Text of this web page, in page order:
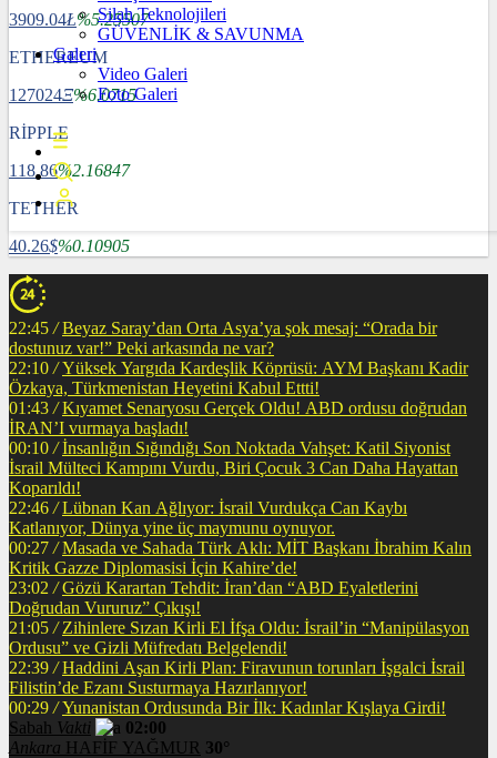
3909.04Ł%5.25507
ETHEREUM
127024Ξ%6.0715
RİPPLE
118.86%2.16847
TETHER
40.26$%0.10905
Silah Teknolojileri
GÜVENLİK & SAVUNMA
Galeri
Video Galeri
Foto Galeri
22:45 / Beyaz Saray’dan Orta Asya’ya şok mesaj: “Orada bir
dostunuz var!” Peki arkasında ne var?
22:10 / Yüksek Yargıda Kardeşlik Köprüsü: AYM Başkanı Kadir
Özkaya, Türkmenistan Heyetini Kabul Ettti!
01:43 / Kıyamet Senaryosu Gerçek Oldu! ABD ordusu doğrudan
İRAN’I vurmaya başladı!
00:10 / İnsanlığın Sığındığı Son Noktada Vahşet: Katil Siyonist
İsrail Mülteci Kampını Vurdu, Biri Çocuk 3 Can Daha Hayattan
Koparıldı!
22:46 / Lübnan Kan Ağlıyor: İsrail Vurdukça Can Kaybı
Katlanıyor, Dünya yine üç maymunu oynuyor.
00:27 / Masada ve Sahada Türk Aklı: MİT Başkanı İbrahim Kalın
Kritik Gazze Diplomasisi İçin Kahire’de!
23:02 / Gözü Karartan Tehdit: İran’dan “ABD Eyaletlerini
Doğrudan Vururuz” Çıkışı!
21:05 / Zihinlere Sızan Kirli El İfşa Oldu: İsrail’in “Manipülasyon
Ordusu” ve Gizli Müfredatı Belgelendi!
22:39 / Haddini Aşan Kirli Plan: Firavunun torunları İşgalci İsrail
Filistin’de Ezanı Susturmaya Hazırlanıyor!
00:29 / Yunanistan Ordusunda Bir İlk: Kadınlar Kışlaya Girdi!
Sabah Vakti
02:00
Ankara HAFİF YAĞMUR 30°